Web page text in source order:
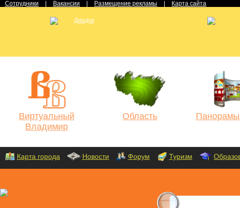
Сотрудники Вакансии Размещение рекламы Карта сайта
Виртуальный
Владимир
Область Панорамы
Карта города Новости Форум Туризм